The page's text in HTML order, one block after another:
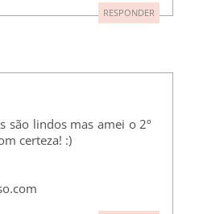
RESPONDER
são lindos mas amei o 2º
certeza! :)